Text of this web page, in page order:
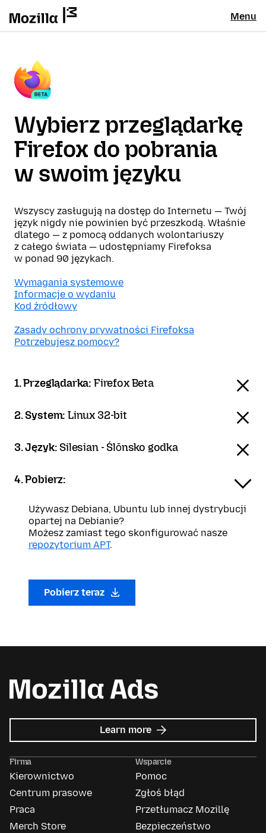
Menu
Wybierz przeglądarkę
Firefox do pobrania
w swoim języku
Wszyscy zasługują na dostęp do Internetu — Twój
język nigdy nie powinien być przeszkodą. Właśnie
dlatego — z pomocą oddanych wolontariuszy
z całego świata — udostępniamy Firefoksa
w ponad 90 językach.
Wymagania systemowe
Informacje o wydaniu
Kod źródłowy
Zasady ochrony prywatności Firefoksa
Potrzebujesz pomocy?
1. Przeglądarka: Firefox Beta
2. System:Linux 32-bit
3. Język: Silesian - Ślōnsko godka
4. Pobierz:
Używasz Debiana, Ubuntu lub innej dystrybucji
opartej na Debianie?
Możesz zamiast tego skonfigurować nasze
repozytorium APT.
Pobierz teraz
Learn more about
Mozilla
Firma
Kierownictwo
Centrum prasowe
Praca
Merch Store
Wsparcie
Pomoc
Zgłoś błąd
Przetłumacz Mozillę
Bezpieczeństwo